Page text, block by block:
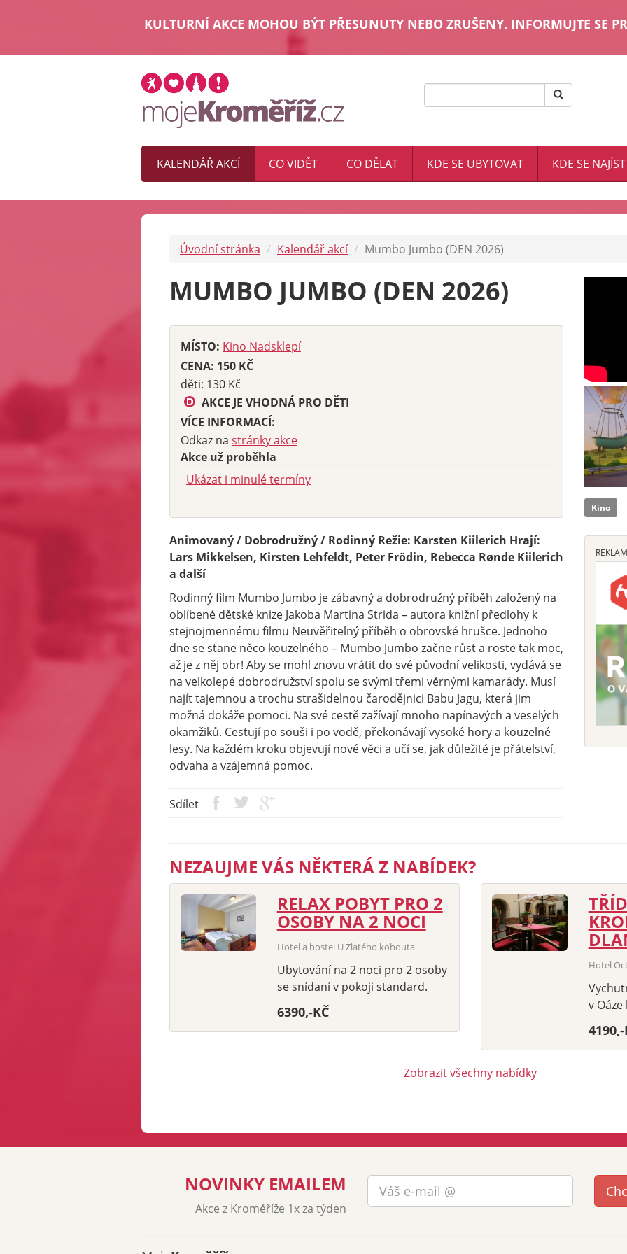
KULTURNÍ AKCE MOHOU BÝT PŘESUNUTY NEBO ZRUŠENY. INFORMUJTE SE
KALENDÁŘ AKCÍ CO VIDĚT CO DĚLAT KDE SE UBYTOVAT KDE SE NAJÍST
Úvodní stránka Kalendář akcí Mumbo Jumbo (DEN 2026)
MUMBO JUMBO (DEN 2026)
MÍSTO: Kino Nadsklepí
CENA: 150 KČ
děti: 130 Kč
AKCE JE VHODNÁ PRO DĚTI
VÍCE INFORMACÍ:
Odkaz na stránky akce
Akce už proběhla
Ukázat i minulé termíny
Animovaný / Dobrodružný / Rodinný Režie: Karsten Kiilerich Hrají:
Lars Mikkelsen, Kirsten Lehfeldt, Peter Frödin, Rebecca Rønde Kiilerich
a další
Rodinný film Mumbo Jumbo je zábavný a dobrodružný příběh založený na
oblíbené dětské knize Jakoba Martina Strida – autora knižní předlohy k
stejnojmennému filmu Neuvěřitelný příběh o obrovské hrušce. Jednoho
dne se stane něco kouzelného – Mumbo Jumbo začne růst a roste tak moc,
až je z něj obr! Aby se mohl znovu vrátit do své původní velikosti, vydává se
na velkolepé dobrodružství spolu se svými třemi věrnými kamarády. Musí
najít tajemnou a trochu strašidelnou čarodějnici Babu Jagu, která jim
možná dokáže pomoci. Na své cestě zažívají mnoho napínavých a veselých
okamžiků. Cestují po souši i po vodě, překonávají vysoké hory a kouzelné
lesy. Na každém kroku objevují nové věci a učí se, jak důležité je přátelství,
odvaha a vzájemná pomoc.
Sdílet
Kino
NEZAUJME VÁS NĚKTERÁ Z NABÍDEK?
RELAX POBYT PRO 2
OSOBY NA 2 NOCI
Hotel a hostel U Zlatého kohouta
Ubytování na 2 noci pro 2 osoby
se snídaní v pokoji standard.
6390,-KČ
Hotel
v
4190,-
Zobrazit všechny nabídky
NOVINKY EMAILEM
Akce z Kroměříže 1x za týden